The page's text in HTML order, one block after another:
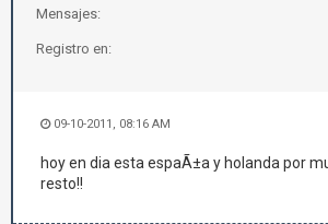
Mensajes:
Registro en:
09-10-2011, 08:16 AM
hoy en dia esta espaÃ±a y holanda por
resto!!